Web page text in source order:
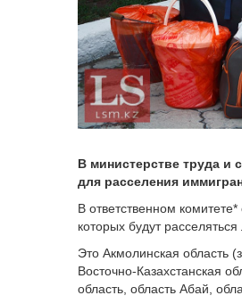
В министерстве труда и
для расселения
В ответственном
которых будут
Это Акмолинская область
Восточно-Казахстанская
область, область Абай,